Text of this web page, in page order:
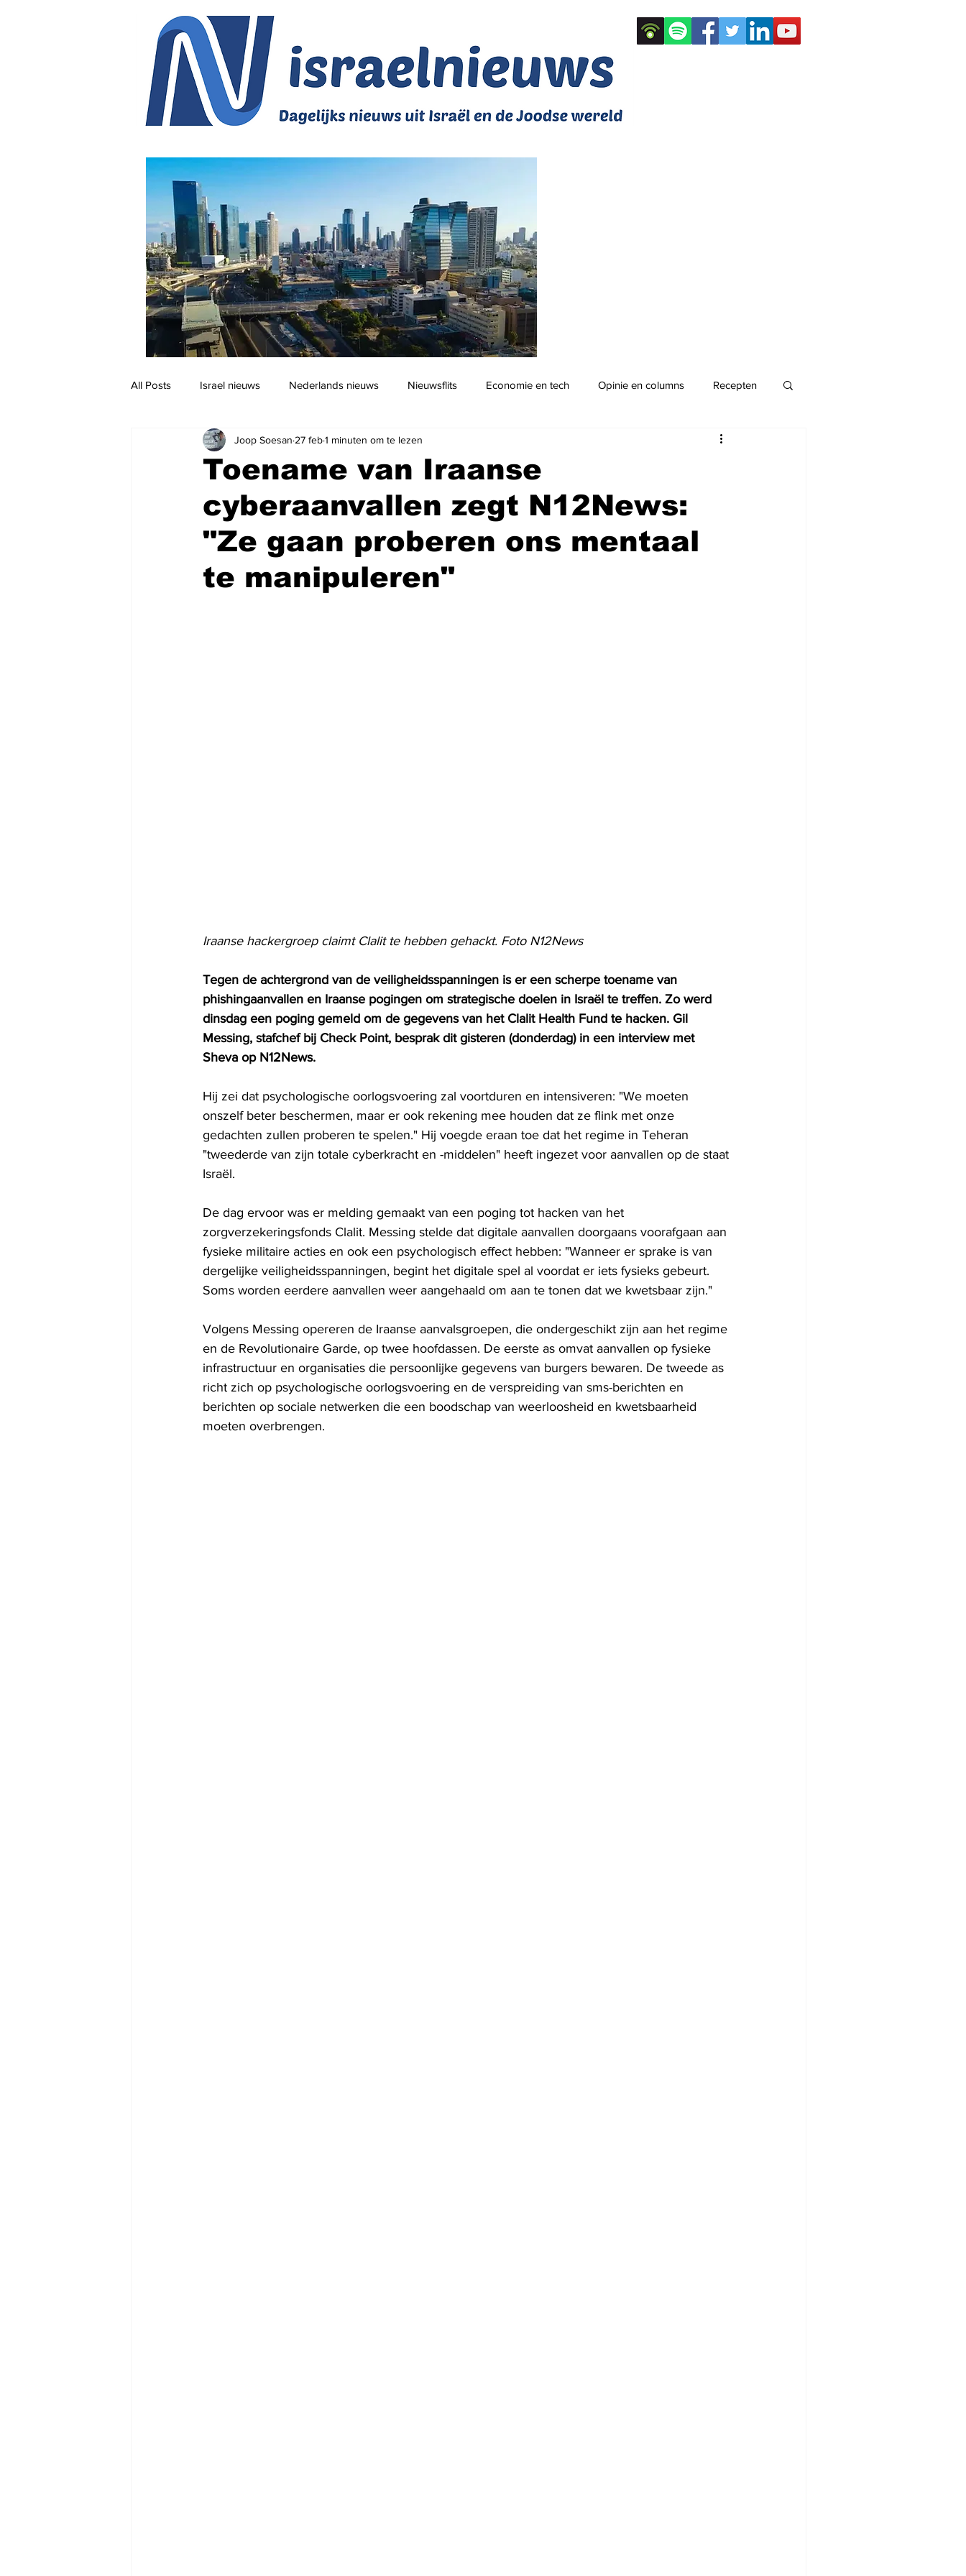
All Posts Israel nieuws Nederlands nieuws Nieuwsflits Economie en tech Opinie en columns Recepten
Jodendom en cultuur Podcast
Toename van Iraanse
cyberaanvallen zegt N12News:
"Ze gaan proberen ons mentaal
te manipuleren"
Joop Soesan 27 feb1 minuten om te lezen
Iraanse hackergroep claimt Clalit te hebben gehackt. Foto N12News
Tegen de achtergrond van de veiligheidsspanningen is er een scherpe toename van
phishingaanvallen en Iraanse pogingen om strategische doelen in Israël te treffen. Zo werd
dinsdag een poging gemeld om de gegevens van het Clalit Health Fund te hacken. Gil
Messing, stafchef bij Check Point, besprak dit gisteren (donderdag) in een interview met
Sheva op N12News.
Hij zei dat psychologische oorlogsvoering zal voortduren en intensiveren: "We moeten
onszelf beter beschermen, maar er ook rekening mee houden dat ze flink met onze
gedachten zullen proberen te spelen." Hij voegde eraan toe dat het regime in Teheran
"tweederde van zijn totale cyberkracht en -middelen" heeft ingezet voor aanvallen op de staat
Israël.
De dag ervoor was er melding gemaakt van een poging tot hacken van het
zorgverzekeringsfonds Clalit. Messing stelde dat digitale aanvallen doorgaans voorafgaan aan
fysieke militaire acties en ook een psychologisch effect hebben: "Wanneer er sprake is van
dergelijke veiligheidsspanningen, begint het digitale spel al voordat er iets fysieks gebeurt.
Soms worden eerdere aanvallen weer aangehaald om aan te tonen dat we kwetsbaar zijn."
Volgens Messing opereren de Iraanse aanvalsgroepen, die ondergeschikt zijn aan het regime
en de Revolutionaire Garde, op twee hoofdassen. De eerste as omvat aanvallen op fysieke
infrastructuur en organisaties die persoonlijke gegevens van burgers bewaren. De tweede as
richt zich op psychologische oorlogsvoering en de verspreiding van sms-berichten en
berichten op sociale netwerken die een boodschap van weerloosheid en kwetsbaarheid
moeten overbrengen.